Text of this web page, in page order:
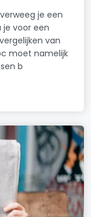
je een
je voor een
van
moet namelijk
b